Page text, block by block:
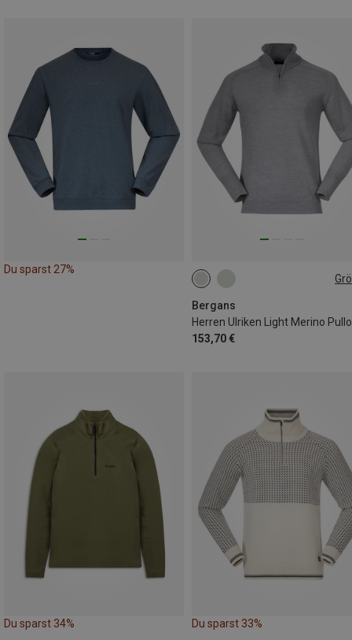
Du sparst 27%
Bergans
Herren Ulriken Light Merino
153,70 €
L
Du sparst 34% Du sparst 33%